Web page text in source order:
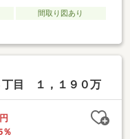
間取り図あり
目 １，１９０万
％